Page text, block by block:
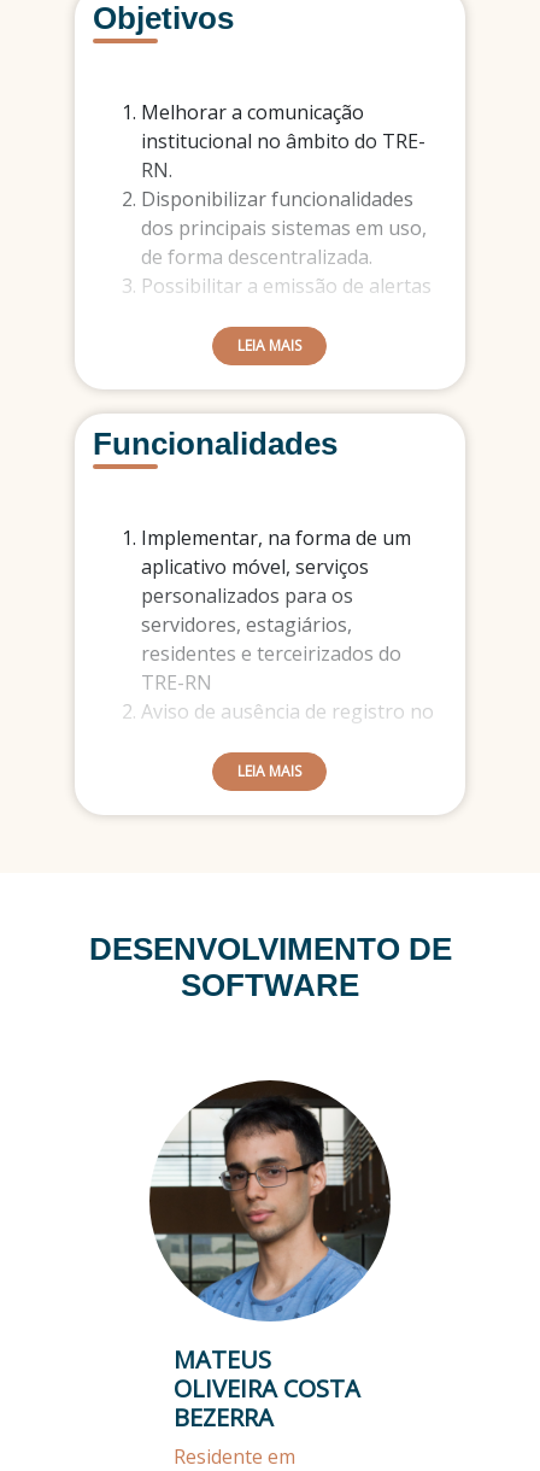
Objetivos
Melhorar a comunicação
institucional no âmbito do TRE-
RN.
Disponibilizar funcionalidades
dos principais sistemas em uso,
de forma descentralizada.
Possibilitar a emissão de alertas
LEIA MAIS
Funcionalidades
Implementar, na forma de um
aplicativo móvel, serviços
personalizados para os
servidores, estagiários,
residentes e terceirizados do
TRE-RN
Aviso de ausência de registro no
Implementar alertas sobre
alertas para eventos
relacionados aos principais
sistemas em uso no Regional,
A comunicação com os usuários
do aplicativo se dará de forma
segmentada, provenientes da
ASCOM ou outras unidades do
TRE como Corregedoria ou
Gabinetes das Secretarias.
LEIA MAIS
DESENVOLVIMENTO DE
SOFTWARE
MATEUS
OLIVEIRA COSTA
BEZERRA
Residente em